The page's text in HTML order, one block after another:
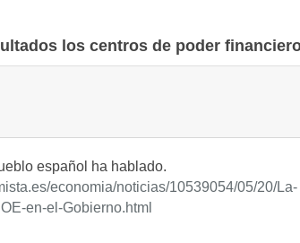
los centros de poder
español ha hablado.
economia/noticias/10539054/05/20/La-
en-el-Gobierno.html